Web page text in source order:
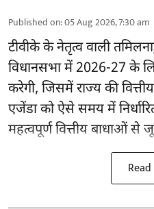
Published on:05 Aug 2026, 7:30 am
टीवीके के नेतृत्व वाली
विधानसभा में 2026-27 के
करेगी, जिसमें राज्य की
एजेंडा को ऐसे समय में
महत्वपूर्ण वित्तीय बाधाओं से